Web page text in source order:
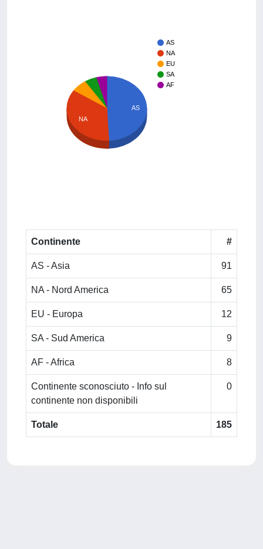
AS
NA
EU
SA
AF
AS
NA
Continente #
AS - Asia 91
NA - Nord America 65
EU - Europa 12
SA - Sud America 9
AF - Africa 8
Continente sconosciuto - Info sul
continente non disponibili
0
Totale 185